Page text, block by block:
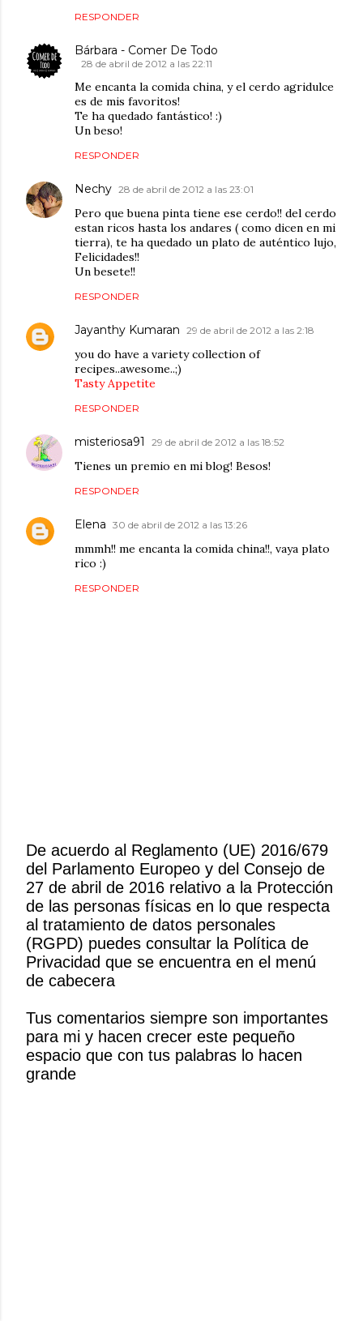
RESPONDER
Bárbara - Comer De Todo
28 de abril de 2012 a las 22:11
Me encanta la comida china, y el cerdo agridulce
es de mis favoritos!
Te ha quedado fantástico! :)
Un beso!
RESPONDER
Nechy 28 de abril de 2012 a las 23:01
Pero que buena pinta tiene ese cerdo!! del cerdo
estan ricos hasta los andares ( como dicen en mi
tierra), te ha quedado un plato de auténtico lujo,
Felicidades!!
Un besete!!
RESPONDER
Jayanthy Kumaran 29 de abril de 2012 a las 2:18
you do have a variety collection of
recipes..awesome..;)
Tasty Appetite
RESPONDER
misteriosa91 29 de abril de 2012 a las 18:52
Tienes un premio en mi blog! Besos!
RESPONDER
Elena 30 de abril de 2012 a las 13:26
mmmh!! me encanta la comida china!!, vaya plato
rico :)
RESPONDER
P
u
b
l
i
c
a
u
n
c
o
De acuerdo al Reglamento (UE) 2016/679
del Parlamento Europeo y del Consejo de
27 de abril de 2016 relativo a la Protección
de las personas físicas en lo que respecta
al tratamiento de datos personales
(RGPD) puedes consultar la Política de
Privacidad que se encuentra en el menú
de cabecera
Tus comentarios siempre son importantes
para mi y hacen crecer este pequeño
espacio que con tus palabras lo hacen
grande